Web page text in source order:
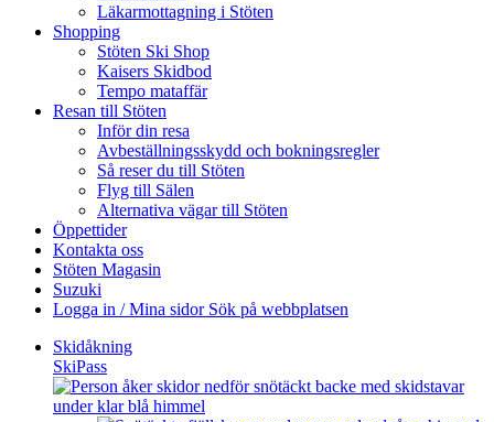
Läkarmottagning i Stöten
Shopping
Stöten Ski Shop
Kaisers Skidbod
Tempo mataffär
Resan till Stöten
Inför din resa
Avbeställningsskydd och bokningsregler
Så reser du till Stöten
Flyg till Sälen
Alternativa vägar till Stöten
Öppettider
Kontakta oss
Stöten Magasin
Suzuki
Logga in / Mina sidor Sök på webbplatsen
Skidåkning
SkiPass